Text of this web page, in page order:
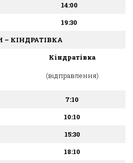
14:00
19:30
– КІНДРАТІВКА
Кіндратівка
(відправлення)
7:10
10:10
15:30
18:10